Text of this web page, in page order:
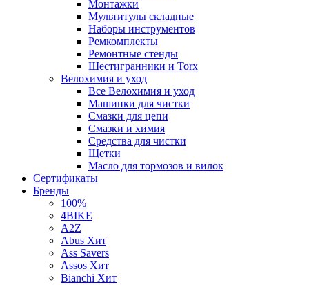
Монтажки
Мультитулы складные
Наборы инструментов
Ремкомплекты
Ремонтные стенды
Шестигранники и Torx
Велохимия и уход
Все Велохимия и уход
Машинки для чистки
Смазки для цепи
Смазки и химия
Средства для чистки
Щетки
Масло для тормозов и вилок
Сертификаты
Бренды
100%
4BIKE
A2Z
Abus Хит
Ass Savers
Assos Хит
Bianchi Хит